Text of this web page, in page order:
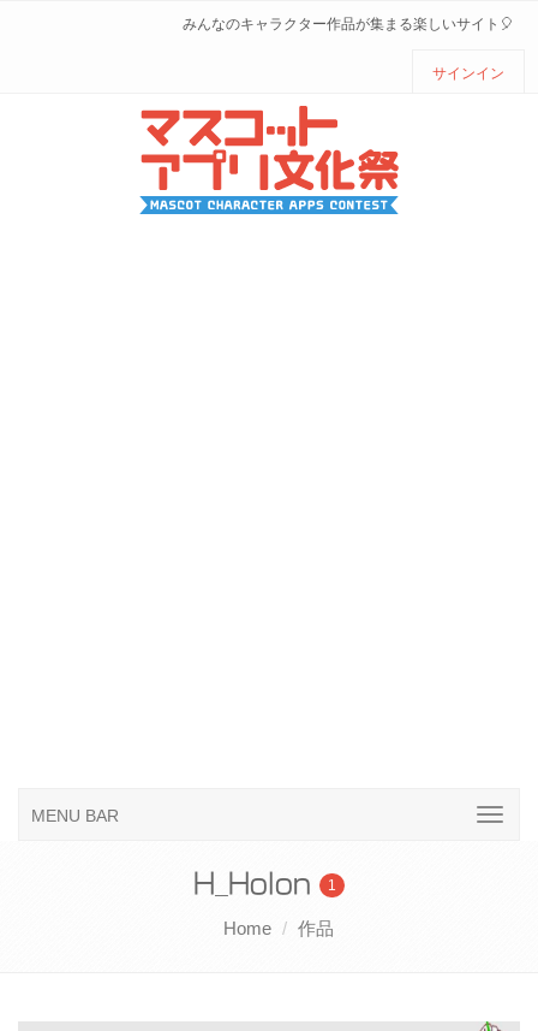
みんなのキャラクター作品が集まる楽しいサイト🎈
サインイン
MENU BAR
H_Holon 1
Home 作品